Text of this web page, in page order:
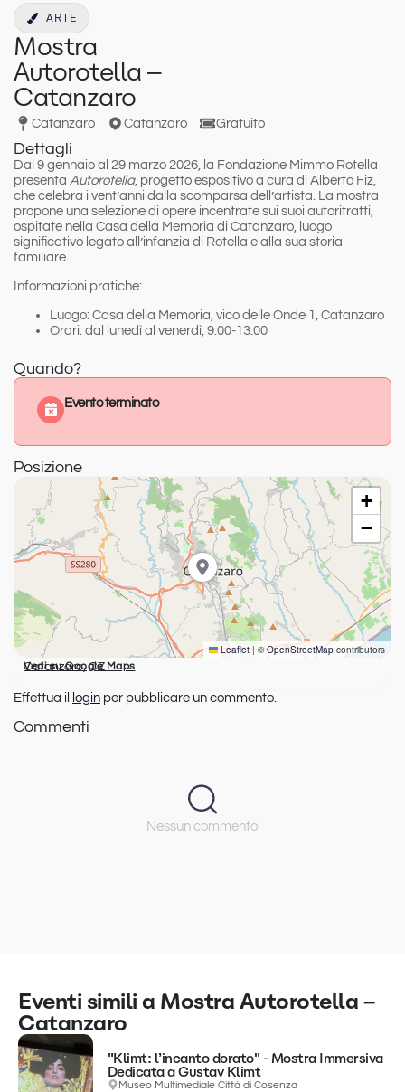
ARTE
Mostra
Autorotella –
Catanzaro
Catanzaro Catanzaro Gratuito
Dettagli
Dal 9 gennaio al 29 marzo 2026, la Fondazione Mimmo Rotella
presenta Autorotella, progetto espositivo a cura di Alberto Fiz,
che celebra i vent’anni dalla scomparsa dell’artista. La mostra
propone una selezione di opere incentrate sui suoi autoritratti,
ospitate nella Casa della Memoria di Catanzaro, luogo
significativo legato all’infanzia di Rotella e alla sua storia
familiare.
Informazioni pratiche:
Luogo: Casa della Memoria, vico delle Onde 1, Catanzaro
Orari: dal lunedì al venerdì, 9.00-13.00
Quando?
Evento terminato
Posizione
+
−
Leaflet |©OpenStreetMap contributors
Catanzaro, CZ
Vedi su Google Maps
Effettua il login per pubblicare un commento.
Commenti
Nessun commento
Eventi simili a Mostra Autorotella –
Catanzaro
"Klimt: l’incanto dorato" - Mostra Immersiva
Dedicata a Gustav Klimt
Museo Multimediale Città di Cosenza